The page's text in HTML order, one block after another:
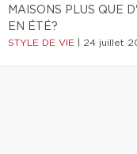
MAISONS PLUS QUE
EN ÉTÉ?
STYLE DE VIE 24 juillet